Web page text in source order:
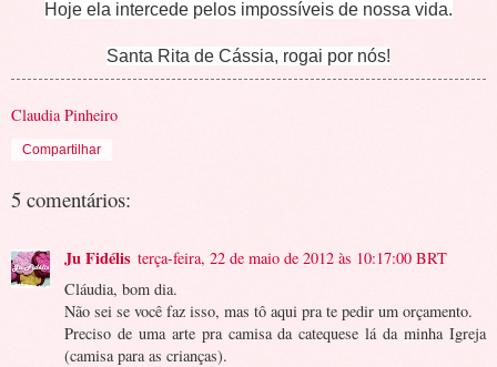
Hoje ela intercede pelos impossíveis de nossa vida.
Santa Rita de Cássia, rogai por nós!
Claudia Pinheiro
Compartilhar
5 comentários:
Ju Fidélis terça-feira, 22 de maio de 2012 às 10:17:00 BRT
Cláudia, bom dia.
Não sei se você faz isso, mas tô aqui pra te pedir um orçamento.
Preciso de uma arte pra camisa da catequese lá da minha Igreja
(camisa para as crianças).